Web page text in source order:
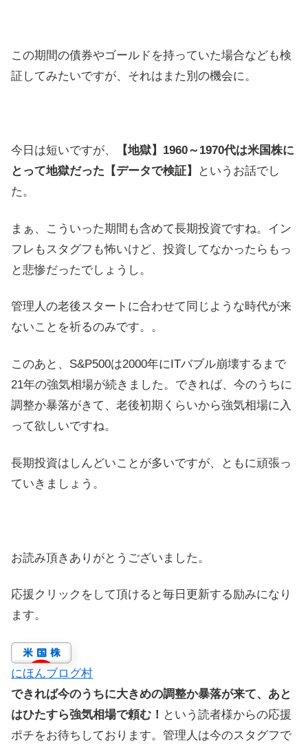
この期間の債券やゴールドを持っていた場合なども検
証してみたいですが、それはまた別の機会に。
今日は短いですが、
【地獄】1960～1970代は米国株に
とって地獄だった【データで検証】
というお話でし
た。
まぁ、こういった期間も含めて長期投資ですね。イン
フレもスタグフも怖いけど、投資してなかったらもっ
と悲惨だったでしょうし。
管理人の老後スタートに合わせて同じような時代が来
ないことを祈るのみです。。
このあと、S&P500は2000年にITバブル崩壊するまで
21年の強気相場が続きました。できれば、今のうちに
調整か暴落がきて、老後初期くらいから強気相場に入
って欲しいですね。
長期投資はしんどいことが多いですが、ともに頑張っ
ていきましょう。
お読み頂きありがとうございました。
応援クリックをして頂けると毎日更新する励みになり
ます。
にほんブログ村
できれば今のうちに大きめの調整か暴落が来て、あと
はひたすら強気相場で頼む！ という読者様からの応援
ポチをお待ちしております。管理人は今のスタグフで